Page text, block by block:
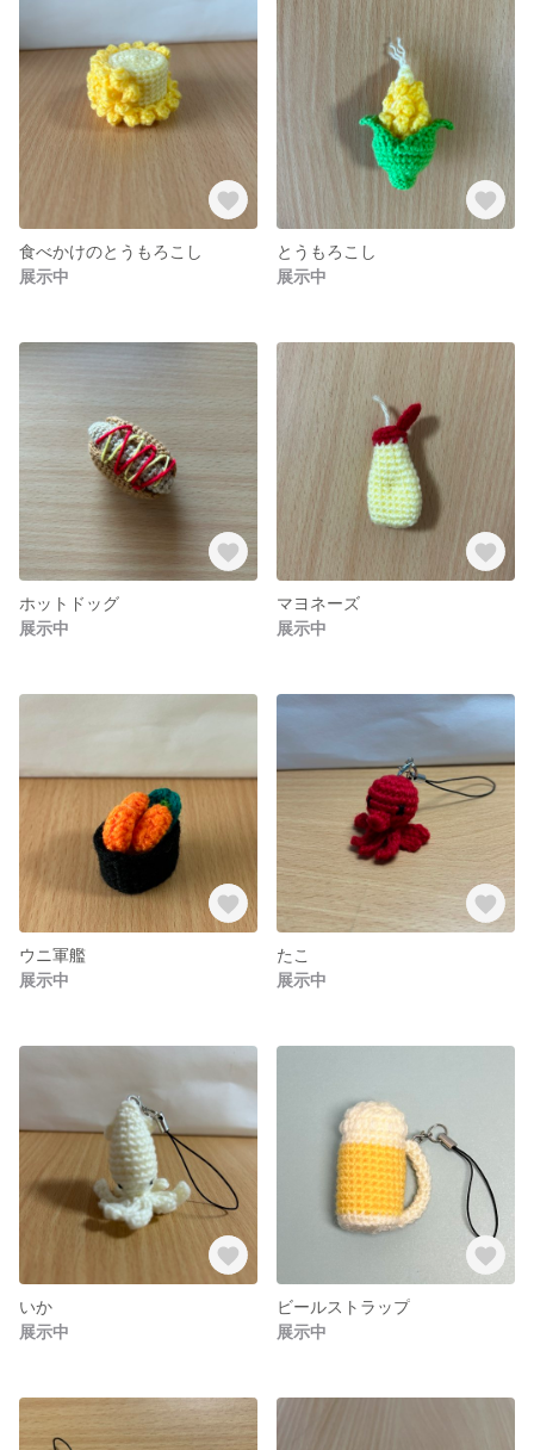
食べかけのとうもろこし
展示中
とうもろこし
展示中
ホットドッグ
展示中
マヨネーズ
展示中
ウニ軍艦
展示中
たこ
展示中
いか
展示中
ビールストラップ
展示中